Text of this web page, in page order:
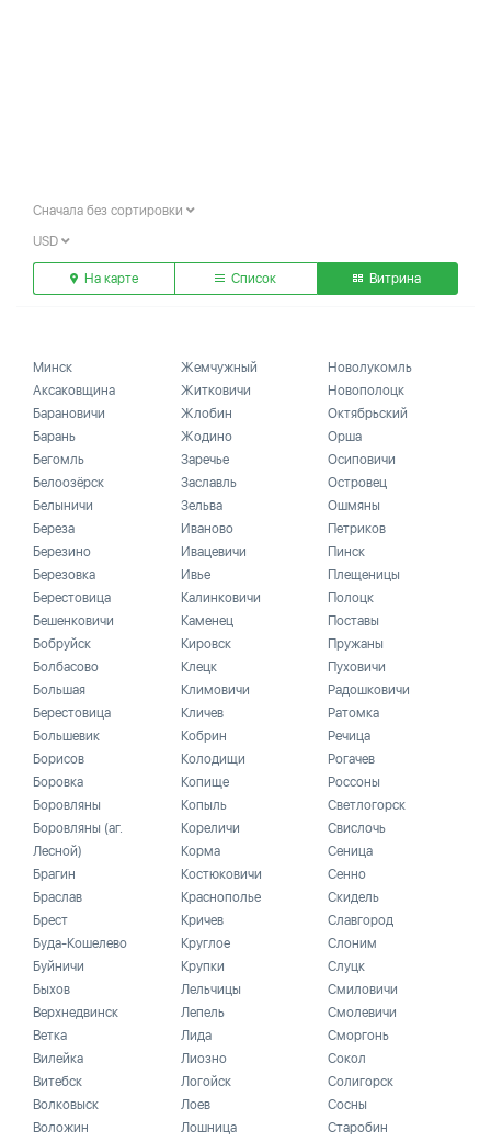
Сначала без сортировки
USD
На карте Список Витрина
Минск
Аксаковщина
Барановичи
Барань
Бегомль
Белоозёрск
Белыничи
Береза
Березино
Березовка
Берестовица
Бешенковичи
Бобруйск
Болбасово
Большая
Берестовица
Большевик
Борисов
Боровка
Боровляны
Боровляны (аг.
Лесной)
Брагин
Браслав
Брест
Буда-Кошелево
Буйничи
Быхов
Верхнедвинск
Ветка
Вилейка
Витебск
Волковыск
Воложин
Жемчужный
Житковичи
Жлобин
Жодино
Заречье
Заславль
Зельва
Иваново
Ивацевичи
Ивье
Калинковичи
Каменец
Кировск
Клецк
Климовичи
Кличев
Кобрин
Колодищи
Копище
Копыль
Кореличи
Корма
Костюковичи
Краснополье
Кричев
Круглое
Крупки
Лельчицы
Лепель
Лида
Лиозно
Логойск
Лоев
Лошница
Новолукомль
Новополоцк
Октябрьский
Орша
Осиповичи
Островец
Ошмяны
Петриков
Пинск
Плещеницы
Полоцк
Поставы
Пружаны
Пуховичи
Радошковичи
Ратомка
Речица
Рогачев
Россоны
Светлогорск
Свислочь
Сеница
Сенно
Скидель
Славгород
Слоним
Слуцк
Смиловичи
Смолевичи
Сморгонь
Сокол
Солигорск
Сосны
Старобин